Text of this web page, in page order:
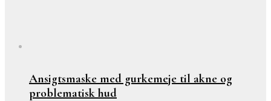
Ansigtsmaske med gurkemeje til akne og
problematisk hud